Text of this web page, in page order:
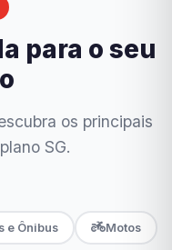
para o seu
os principais
SG.
e Ônibus Motos